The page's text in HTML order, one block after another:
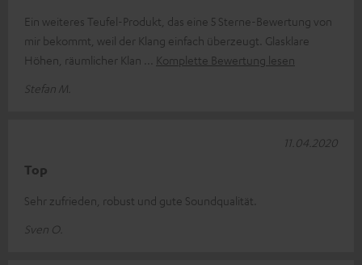
Ein weiteres Teufel-Produkt, das eine 5 Sterne-Bewertung von
mir bekommt, weil der Klang einfach überzeugt. Glasklare
Höhen, räumlicher Klan
Komplette Bewertung lesen
Stefan M.
Top
Sehr zufrieden, robust und gute Soundqualität.
Sven O.
11.04.2020